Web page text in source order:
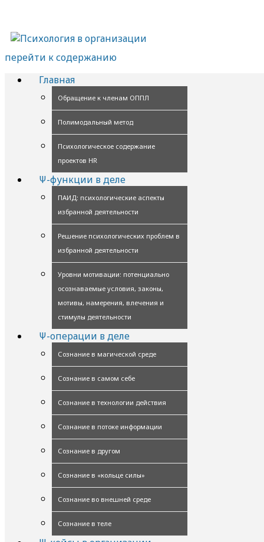
перейти к содержанию
Главная
Обращение к членам ОППЛ
Полимодальный метод
Психологическое содержание
проектов HR
Ψ-функции в деле
ПАИД: психологические аспекты
избранной деятельности
Решение психологических проблем в
избранной деятельности
Уровни мотивации: потенциально
осознаваемые условия, законы,
мотивы, намерения, влечения и
стимулы деятельности
Ψ-операции в деле
Сознание в магической среде
Сознание в самом себе
Сознание в технологии действия
Сознание в потоке информации
Сознание в другом
Сознание в «кольце силы»
Сознание во внешней среде
Сознание в теле